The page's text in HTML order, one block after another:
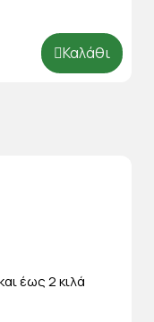
Καλάθι
έως 2 κιλά